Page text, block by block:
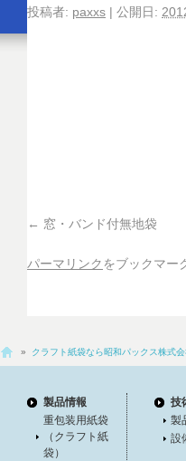
投稿者: paxxs | 公開日:
窓・バンド付無地袋
パーマリンク をブックマー
» クラフト紙袋なら昭和パックス株式
製品情報
重包装用紙袋
（クラフト紙
袋）
技
製
設